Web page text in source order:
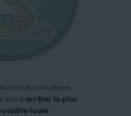
du processus
vise à arrêter le plus
toute